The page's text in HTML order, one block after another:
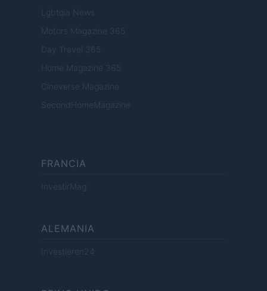
Lgbtqia News
Motors Magazine 365
Day Travel 365
Home Magazine 365
Cineverse Magazine
SecondHomeMagazine
FRANCIA
InvestirMag
ALEMANIA
Investieren24